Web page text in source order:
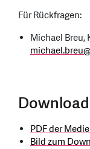
Für Rückfragen:
Michael Breu,
michael.breu@
PDF der
Bild zum